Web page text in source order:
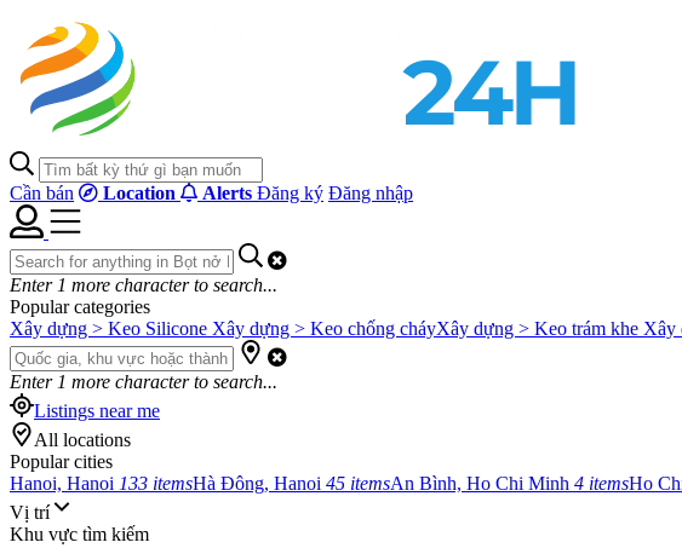
Cần bán Location Alerts Đăng ký Đăng nhập
Enter 1 more character to search...
Popular categories
Xây dựng > Keo Silicone Xây dựng > Keo chống cháyXây dựng > Keo trám khe Xây
Enter 1 more character to search...
Listings near me
All locations
Popular cities
Hanoi, Hanoi 133 itemsHà Đông, Hanoi 45 itemsAn Bình, Ho Chi Minh 4 itemsHo
Vị trí
Khu vực tìm kiếm